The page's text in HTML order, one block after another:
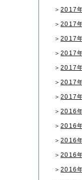
＞2017
＞2017
＞2017
＞2017
＞2017
＞2017
＞2017
＞2016
＞2016
＞2016
＞2016
＞2016